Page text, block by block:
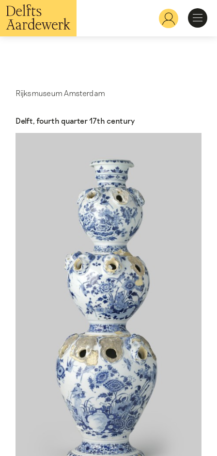
Overslaan
en
naar
de
Hoofdnavigatie
Bekijken
Rijksmuseum Amsterdam
Delft, fourth quarter 17th century